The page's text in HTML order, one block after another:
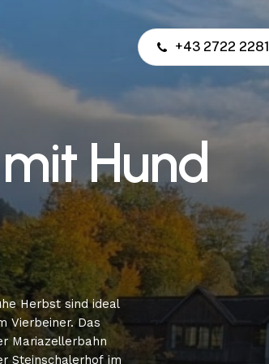
+43 2722 2281
mitHund
Herbst sind ideal
Vierbeiner. Das
Mariazellerbahn
Steinschalerhof im